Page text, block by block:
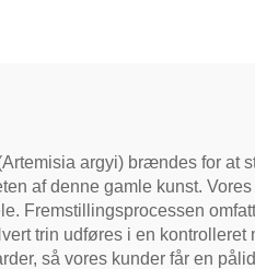
argyi) brændes for at
af denne gamle kunst.
Fremstillingsprocessen
trin udføres i en kontrolleret
så vores kunder får en